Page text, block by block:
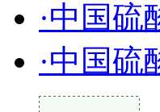
·中国
·中国